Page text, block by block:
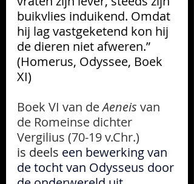
buikvlies induikend. Omdat
hij lag vastgeketend kon hij
de dieren niet afweren.”
(Homerus, Odyssee, Boek
XI)
Boek VI van de Aeneis van
de Romeinse dichter
Vergilius (70-19 v.Chr.)
is deels een bewerking van
de tocht van Odysseus door